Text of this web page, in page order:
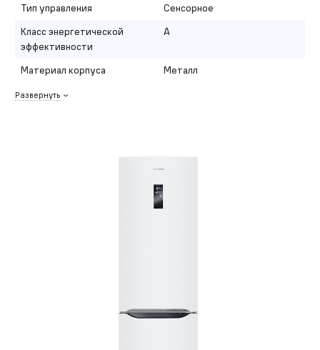
Тип управления
Сенсорное
Класс энергетической
эффективности
A
Материал корпуса Металл
Развернуть